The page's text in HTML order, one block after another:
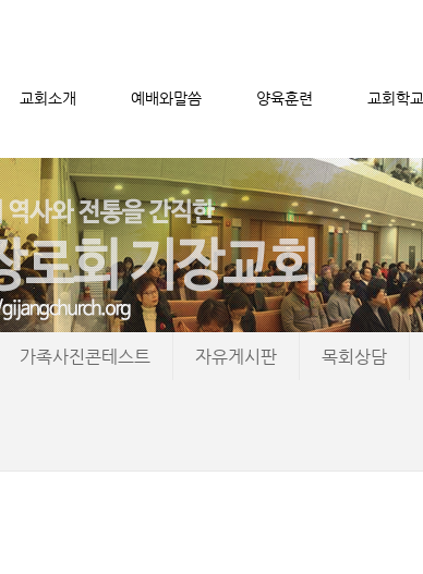
교회소개 예배와말씀 양육훈련 교회학교
메뉴 건너뛰기
가족사진콘테스트 자유게시판 목회상담